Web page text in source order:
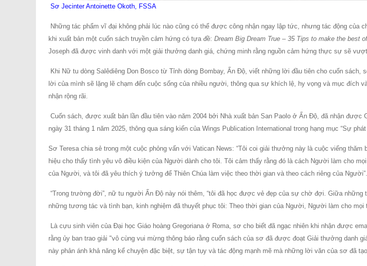
Sơ Jecinter Antoinette Okoth, FSSA
Những tác phẩm vĩ đại không phải lúc nào cũng có thể được công nhận ngay lập tức, nhưng tác động của
khi xuất bản một cuốn sách truyền cảm hứng có tựa đề: Dream Big Dream True – 35 Tips to make the best
Joseph đã được vinh danh với một giải thưởng danh giá, chứng minh rằng nguồn cảm hứng thực sự sẽ
Khi Nữ tu dòng Salêdiêng Don Bosco từ Tỉnh dòng Bombay, Ấn Độ, viết những lời đầu tiên cho cuốn sách,
lời của mình sẽ lặng lẽ chạm đến cuộc sống của nhiều người, thông qua sự khích lệ, hy vọng và mục đích
nhận rộng rãi.
Cuốn sách, được xuất bản lần đầu tiên vào năm 2004 bởi Nhà xuất bản San Paolo ở Ấn Độ, đã nhận được
ngày 31 tháng 1 năm 2025, thông qua sáng kiến ​​của Wings Publication International trong hạng mục “Sự
Sơ Teresa chia sẻ trong một cuộc phỏng vấn với Vatican News: “Tôi coi giải thưởng này là cuộc viếng thăm
hiệu cho thấy tình yêu vô điều kiện của Người dành cho tôi. Tôi cảm thấy rằng đó là cách Người làm cho
của Người, và tôi đã yêu thích ý tưởng để Thiên Chúa làm việc theo thời gian và theo cách riêng của Người”.
“Trong trường đời”, nữ tu người Ấn Độ này nói thêm, “tôi đã học được vẻ đẹp của sự chờ đợi. Giữa những
những tương tác và tình bạn, kinh nghiệm đã thuyết phục tôi: Theo thời gian của Người, Người làm cho mọi
Là cựu sinh viên của Đại học Giáo hoàng Gregoriana ở Roma, sơ cho biết đã ngạc nhiên khi nhận được
rằng ủy ban trao giải "vô cùng vui mừng thông báo rằng cuốn sách của sơ đã được đoạt Giải thưởng danh
này phản ánh khả năng kể chuyện đặc biệt, sự tận tụy và tác động mạnh mẽ mà những lời văn của sơ đã